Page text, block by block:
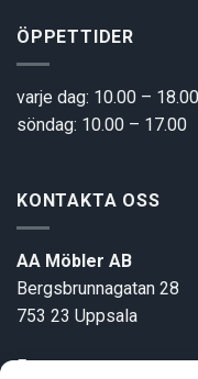
ÖPPETTIDER
varje dag: 10.00 – 18.00
söndag: 10.00 – 17.00
KONTAKTA OSS
AA Möbler AB
Bergsbrunnagatan 28
753 23 Uppsala
E-post: